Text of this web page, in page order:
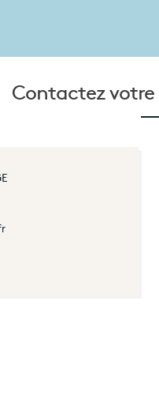
Contactez votre